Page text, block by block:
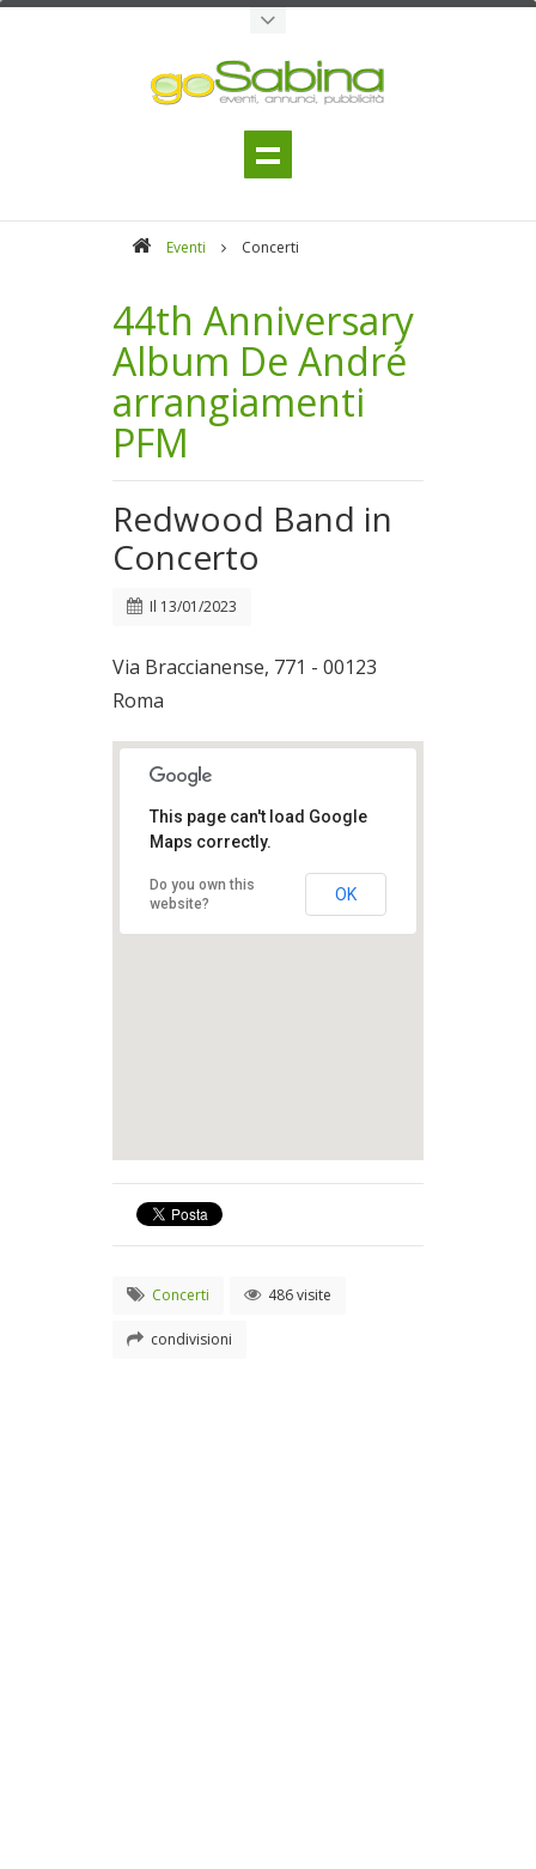
Eventi Concerti
44th Anniversary
Album De André
arrangiamenti
PFM
Redwood Band in
Concerto
Il 13/01/2023
Via Braccianense, 771 - 00123
Roma
This page can't load Google
Maps correctly.
Do you own this
website?
OK
Concerti 486 visite
condivisioni